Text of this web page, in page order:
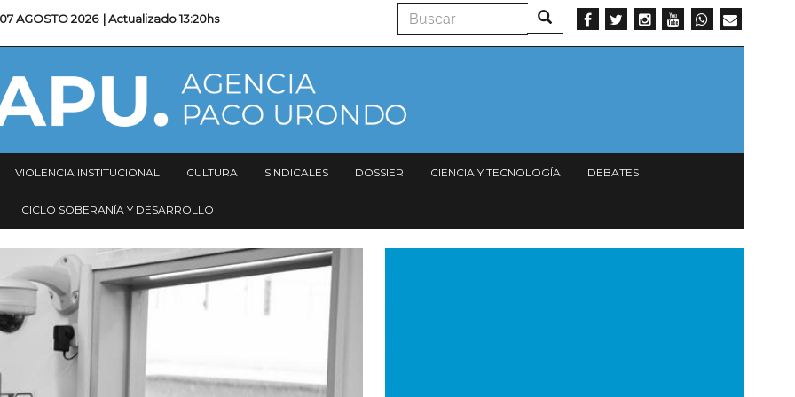
07 AGOSTO 2026 | Actualizado13:20hs Buscar Buscar
VIOLENCIA INSTITUCIONAL CULTURA SINDICALES DOSSIER CIENCIA Y TECNOLOGÍA DEBATES
CICLO SOBERANÍA Y DESARROLLO